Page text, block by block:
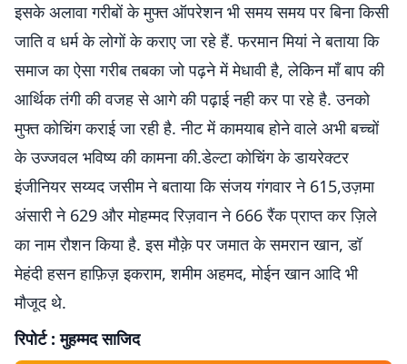
इसके अलावा गरीबों के मुफ्त ऑपरेशन भी समय समय पर बिना किसी
जाति व धर्म के लोगों के कराए जा रहे हैं. फरमान मियां ने बताया कि
समाज का ऐसा गरीब तबका जो पढ़ने में मेधावी है, लेकिन माँ बाप की
आर्थिक तंगी की वजह से आगे की पढ़ाई नही कर पा रहे है. उनको
मुफ्त कोचिंग कराई जा रही है. नीट में कामयाब होने वाले अभी बच्चों
के उज्जवल भविष्य की कामना की.डेल्टा कोचिंग के डायरेक्टर
इंजीनियर सय्यद जसीम ने बताया कि संजय गंगवार ने 615,उज़मा
अंसारी ने 629 और मोहम्मद रिज़वान ने 666 रैंक प्राप्त कर ज़िले
का नाम रौशन किया है. इस मौक़े पर जमात के समरान खान, डॉ
मेहंदी हसन हाफ़िज़ इकराम, शमीम अहमद, मोईन खान आदि भी
मौजूद थे.
रिपोर्ट : मुहम्मद साजिद